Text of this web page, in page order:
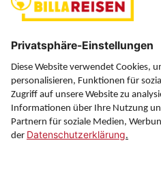
Über uns
Service
Information
Folgen Sie uns auf